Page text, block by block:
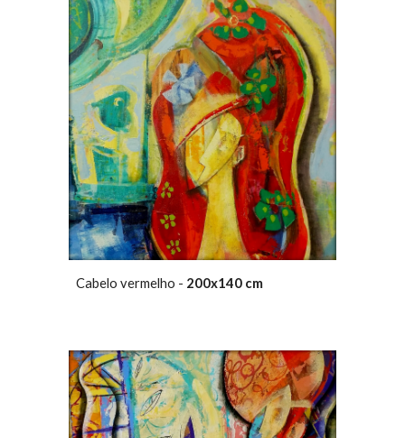
Cabelo vermelho - 200x140 cm